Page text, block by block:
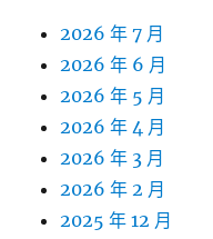
2026 年 7 月
2026 年 6 月
2026 年 5 月
2026 年 4 月
2026 年 3 月
2026 年 2 月
2025 年 12 月